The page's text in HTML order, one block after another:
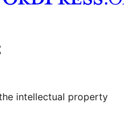
kanaal
ons Tumblr account
intellectual property